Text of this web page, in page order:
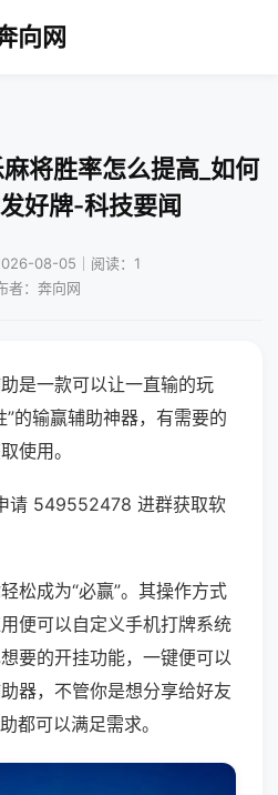
向网
将胜率怎么提高_如何
好牌-科技要闻
08-05｜阅读：1
者：奔向网
是一款可以让一直输的玩
”的输赢辅助神器，有需要的
使用。
请 549552478 进群获取软
松成为“必赢”。其操作方式
便可以自定义手机打牌系统
要的开挂功能，一键便可以
器，不管你是想分享给好友
都可以满足需求。